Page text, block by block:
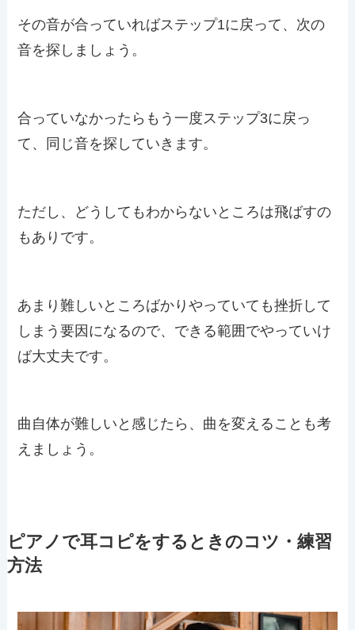
その音が合っていればステップ1に戻って、次の
音を探しましょう。
合っていなかったらもう一度ステップ3に戻っ
て、同じ音を探していきます。
ただし、どうしてもわからないところは飛ばすの
もありです。
あまり難しいところばかりやっていても挫折して
しまう要因になるので、できる範囲でやっていけ
ば大丈夫です。
曲自体が難しいと感じたら、曲を変えることも考
えましょう。
ピアノで耳コピをするときのコツ・練習
方法